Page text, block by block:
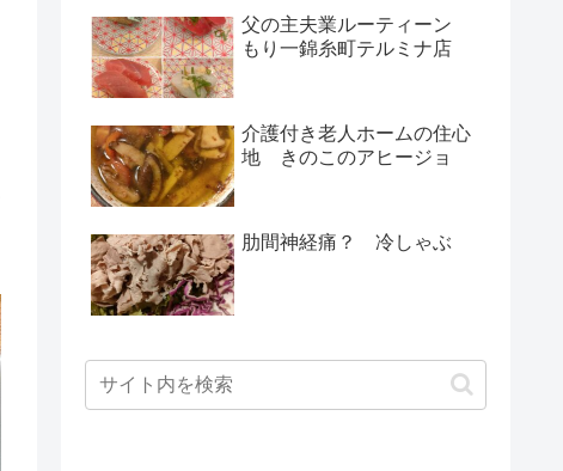
父の主夫業ルーティーン
もり一錦糸町テルミナ店
介護付き老人ホームの住心
地 きのこのアヒージョ
肋間神経痛？ 冷しゃぶ